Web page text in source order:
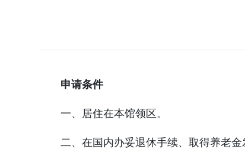
申请条件
一、居住在本馆领区。
二、在国内办妥退休手续、取得养老金